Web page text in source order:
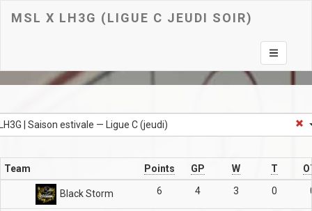
MSL X LH3G (LIGUE C JEUDI SOIR)
Toggle
| Saison estivale — Ligue C (jeudi)
Team Points GP W T
Black Storm 6 4 3 0